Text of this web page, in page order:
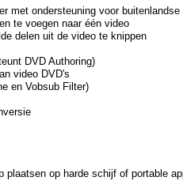
met ondersteuning voor buitenlandse
te voegen naar één video
delen uit de video te knippen
DVD Authoring)
video DVD's
en Vobsub Filter)
plaatsen op harde schijf of portable